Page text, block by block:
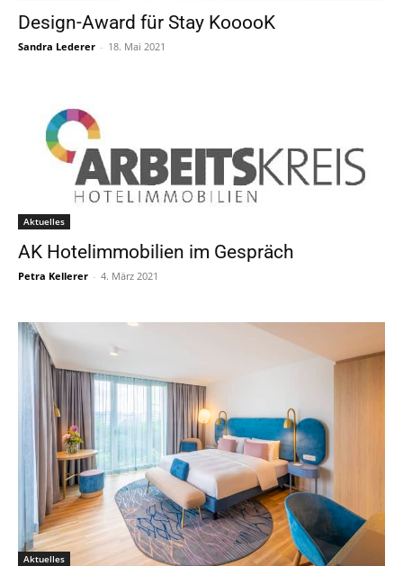
Design-Award für Stay KooooK
Sandra Lederer - 18. Mai 2021
Aktuelles
AK Hotelimmobilien im Gespräch
Petra Kellerer - 4. März 2021
Aktuelles